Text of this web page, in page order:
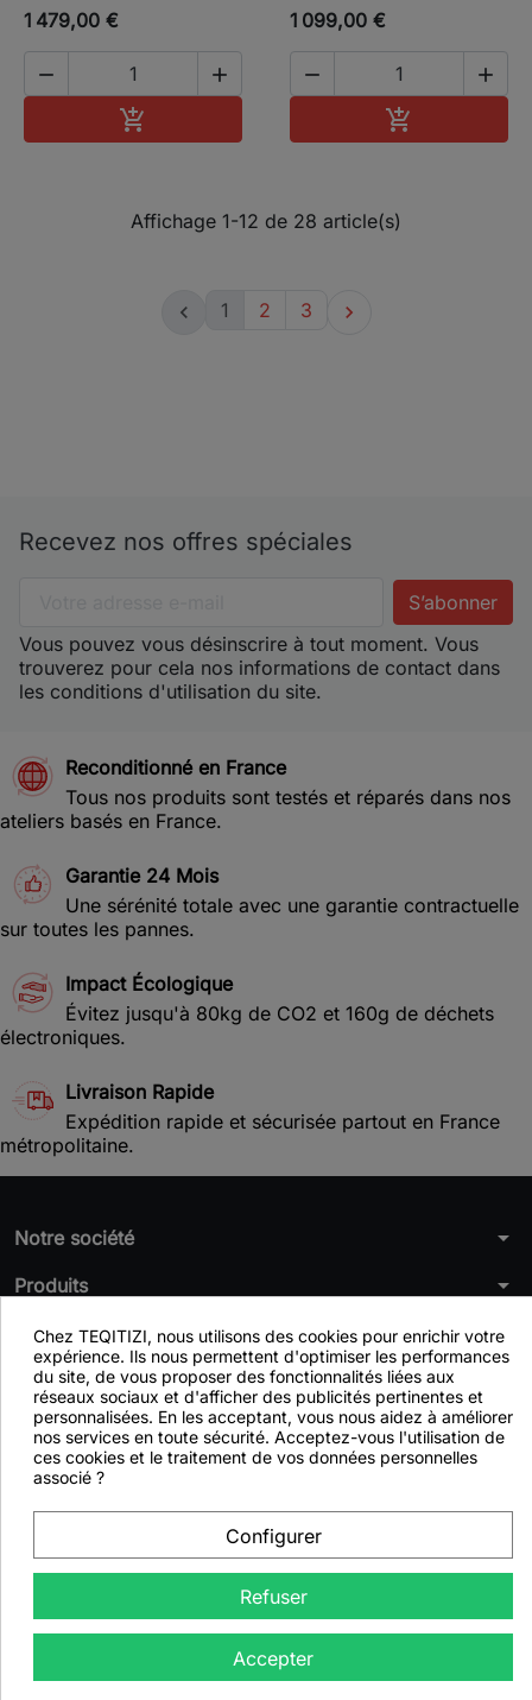
1 479,00 €
 

1 099,00 €
 

Affichage 1-12 de 28 article(s)
 1 2 3 
Recevez nos offres spéciales
Vous pouvez vous désinscrire à tout moment. Vous
trouverez pour cela nos informations de contact dans
les conditions d'utilisation du site.
Reconditionné en France
Tous nos produits sont testés et réparés dans nos
ateliers basés en France.
Garantie 24 Mois
Une sérénité totale avec une garantie contractuelle
sur toutes les pannes.
Impact Écologique
Évitez jusqu'à 80kg de CO2 et 160g de déchets
électroniques.
Livraison Rapide
Expédition rapide et sécurisée partout en France
métropolitaine.
Notre société arrow_drop_down
Produits arrow_drop_down
Notre activitée arrow_drop_down
Blog Teqitizi
Nos Conseils arrow_drop_down
Votre compte
Chez TEQITIZI, nous utilisons des cookies pour enrichir votre
expérience. Ils nous permettent d'optimiser les performances
du site, de vous proposer des fonctionnalités liées aux
réseaux sociaux et d'afficher des publicités pertinentes et
personnalisées. En les acceptant, vous nous aidez à améliorer
nos services en toute sécurité. Acceptez-vous l'utilisation de
ces cookies et le traitement de vos données personnelles
associé ?
Configurer
Refuser
Accepter